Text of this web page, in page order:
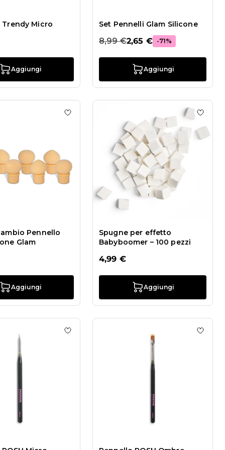
Trendy Micro
Aggiungi
Set Pennelli Glam Silicone
8,99 €2,65 € -71%
Aggiungi
Pennello Glam Decorazione
Pennello
Glam
Aggiungi
Aggiungi alla wishlist Punte ricambio
Spugne per effetto
Babyboomer – 100 pezzi
4,99 €
Aggiungi
Pennello POSH Super FineAggiungi alla wishlist Pennello POSH Micro